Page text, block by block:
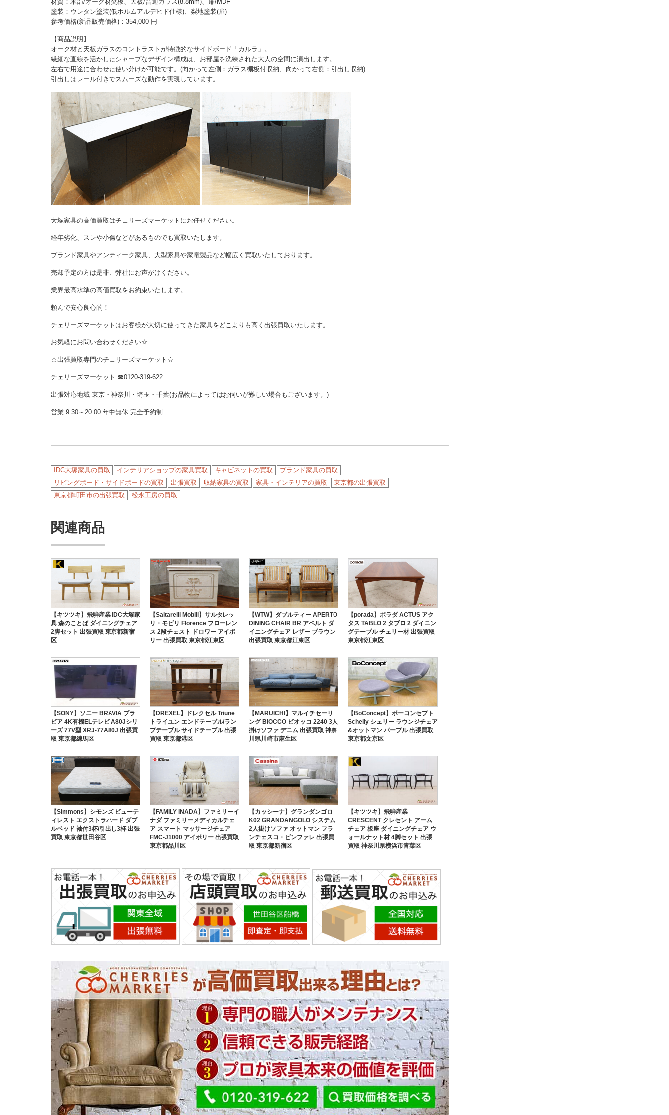
材質：木部/オーク材突板、天板/普通ガラス(8.8mm)、扉/MDF
塗装：ウレタン塗装(低ホルムアルデヒド仕様)、梨地塗装(扉)
参考価格(新品販売価格)：354,000 円
【商品説明】
オーク材と天板ガラスのコントラストが特徴的なサイドボード「カルラ」。
繊細な直線を活かしたシャープなデザイン構成は、お部屋を洗練された大人の空間に演出します。
左右で用途に合わせた使い分けが可能です。(向かって左側：ガラス棚板付収納、向かって右側：引出し収納)
引出しはレール付きでスムーズな動作を実現しています。
大塚家具の高価買取はチェリーズマーケットにお任せください。
経年劣化、スレや小傷などがあるものでも買取いたします。
ブランド家具やアンティーク家具、大型家具や家電製品など幅広く買取いたしております。
売却予定の方は是非、弊社にお声がけください。
業界最高水準の高価買取をお約束いたします。
頼んで安心良心的！
チェリーズマーケットはお客様が大切に使ってきた家具をどこよりも高く出張買取いたします。
お気軽にお問い合わせください☆
☆出張買取専門のチェリーズマーケット☆
チェリーズマーケット ☎︎0120-319-622
出張対応地域 東京・神奈川・埼玉・千葉(お品物によってはお伺いが難しい場合もございます。)
営業 9:30～20:00 年中無休 完全予約制
IDC大塚家具の買取 インテリアショップの家具買取 キャビネットの買取
ブランド家具の買取
リビングボード・サイドボードの買取
出張買取 収納家具の買取 家具・インテリアの買取
東京都の出張買取
東京都町田市の出張買取
松永工房の買取
関連商品
【キツツキ】飛騨産業 IDC大塚家
具 森のことば ダイニングチェア
2脚セット 出張買取 東京都新宿
区
【Saltarelli Mobili】サルタレッ
リ・モビリ Florence フローレン
ス 2段チェスト ドロワー アイボ
リー 出張買取 東京都江東区
【WTW】ダブルティー APERTO
DINING CHAIR BR アペルト ダ
イニングチェア レザー ブラウン
出張買取 東京都江東区
【porada】ポラダ ACTUS アク
タス TABLO 2 タブロ 2 ダイニン
グテーブル チェリー材 出張買取
東京都江東区
【SONY】ソニー BRAVIA ブラ
ビア 4K有機ELテレビ A80Jシリ
ーズ 77V型 XRJ-77A80J 出張買
取 東京都練馬区
【DREXEL】ドレクセル Triune
トライユン エンドテーブル/ラン
プテーブル サイドテーブル 出張
買取 東京都港区
【MARUICHI】マルイチセーリ
ング BIOCCO ビオッコ 2240 3人
掛けソファ デニム 出張買取 神奈
川県川崎市麻生区
【BoConcept】ボーコンセプト
Schelly シェリー ラウンジチェア
&オットマン パープル 出張買取
東京都文京区
【Simmons】シモンズ ビューテ
ィレスト エクストラハード ダブ
ルベッド 袖付3杯/引出し3杯 出張
買取 東京都世田谷区
【FAMILY INADA】ファミリーイ
ナダ ファミリーメディカルチェ
ア スマート マッサージチェア
FMC-J1000 アイボリー 出張買取
東京都品川区
【カッシーナ】グランダンゴロ
K02 GRANDANGOLO システム
2人掛けソファ オットマン フラ
ンチェスコ・ビンファレ 出張買
取 東京都新宿区
【キツツキ】飛騨産業
CRESCENT クレセント アーム
チェア 板座 ダイニングチェア ウ
ォールナット材 4脚セット 出張
買取 神奈川県横浜市青葉区